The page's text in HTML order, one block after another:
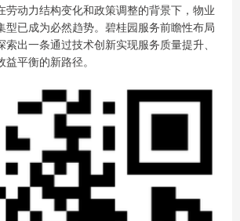
动力结构变化和政策调整的背景下，物业
型已成为必然趋势。碧桂园服务前瞻性布局
出一条通过技术创新实现服务质量提升、
平衡的新路径。